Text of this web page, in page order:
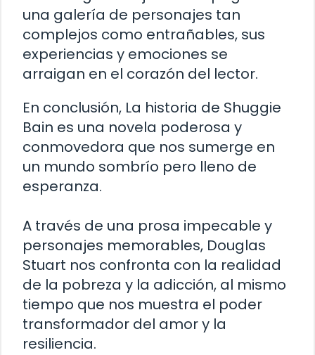
una galería de personajes tan
complejos como entrañables, sus
experiencias y emociones se
arraigan en el corazón del lector.
En conclusión, La historia de Shuggie
Bain es una novela poderosa y
conmovedora que nos sumerge en
un mundo sombrío pero lleno de
esperanza.
A través de una prosa impecable y
personajes memorables, Douglas
Stuart nos confronta con la realidad
de la pobreza y la adicción, al mismo
tiempo que nos muestra el poder
transformador del amor y la
resiliencia.